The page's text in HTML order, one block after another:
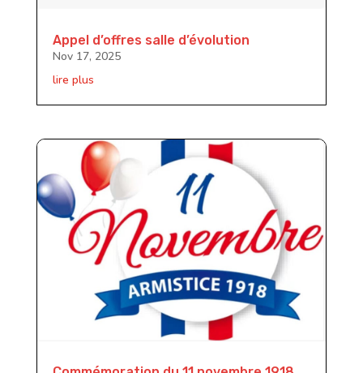
Appel d’offres salle d’évolution
Nov 17, 2025
lire plus